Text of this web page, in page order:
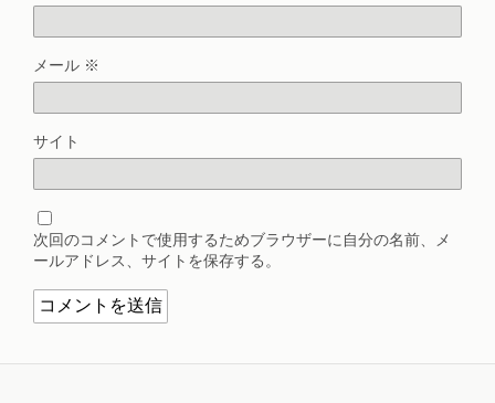
メール ※
サイト
次回のコメントで使用するためブラウザーに自分の名前、メ
ールアドレス、サイトを保存する。